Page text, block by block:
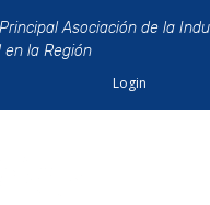
Asociación de la
en la Región
Login